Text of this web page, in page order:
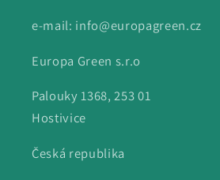
e-mail: info@europagreen.cz
Europa Green s.r.o
Palouky 1368, 253 01
Hostivice
Česká republika